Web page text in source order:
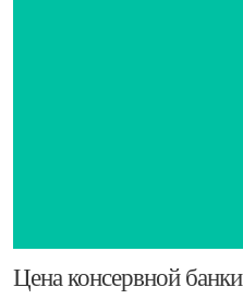
Цена консервной банки